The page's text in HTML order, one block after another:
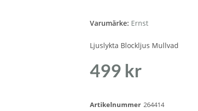
Varumärke: Ernst
Ljuslykta Blockljus Mullvad
499 kr
Artikelnummer 264414